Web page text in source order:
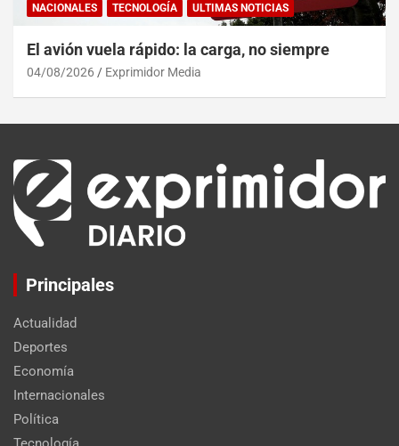
NACIONALES
TECNOLOGÍA ULTIMAS NOTICIAS
El avión vuela rápido: la carga, no siempre
04/08/2026 Exprimidor Media
Principales
Actualidad
Deportes
Economía
Internacionales
Política